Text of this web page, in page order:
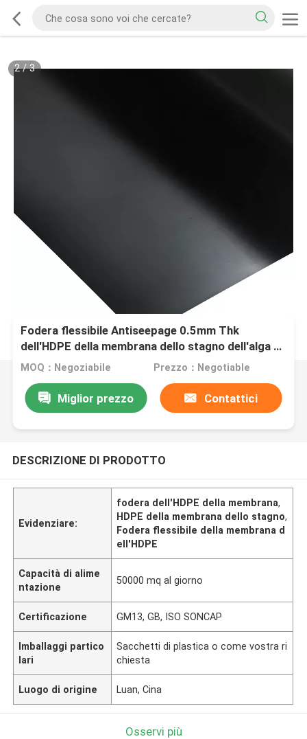
2/3
Fodera flessibile Antiseepage 0.5mm Thk
dell'HDPE della membrana dello stagno dell'alga di
Shirmp del pesce
MOQ：Negoziabile Prezzo：Negotiable
Miglior prezzo Contattici
DESCRIZIONE DI PRODOTTO
Evidenziare:
fodera dell'HDPE della membrana,
HDPE della membrana dello stagno,
Fodera flessibile della membrana d
ell'HDPE
Capacità di alime
ntazione
50000 mq al giorno
Certificazione GM13, GB, ISO SONCAP
Imballaggi partico
lari
Sacchetti di plastica o come vostra ri
chiesta
Luogo di origine Luan, Cina
Osservi più